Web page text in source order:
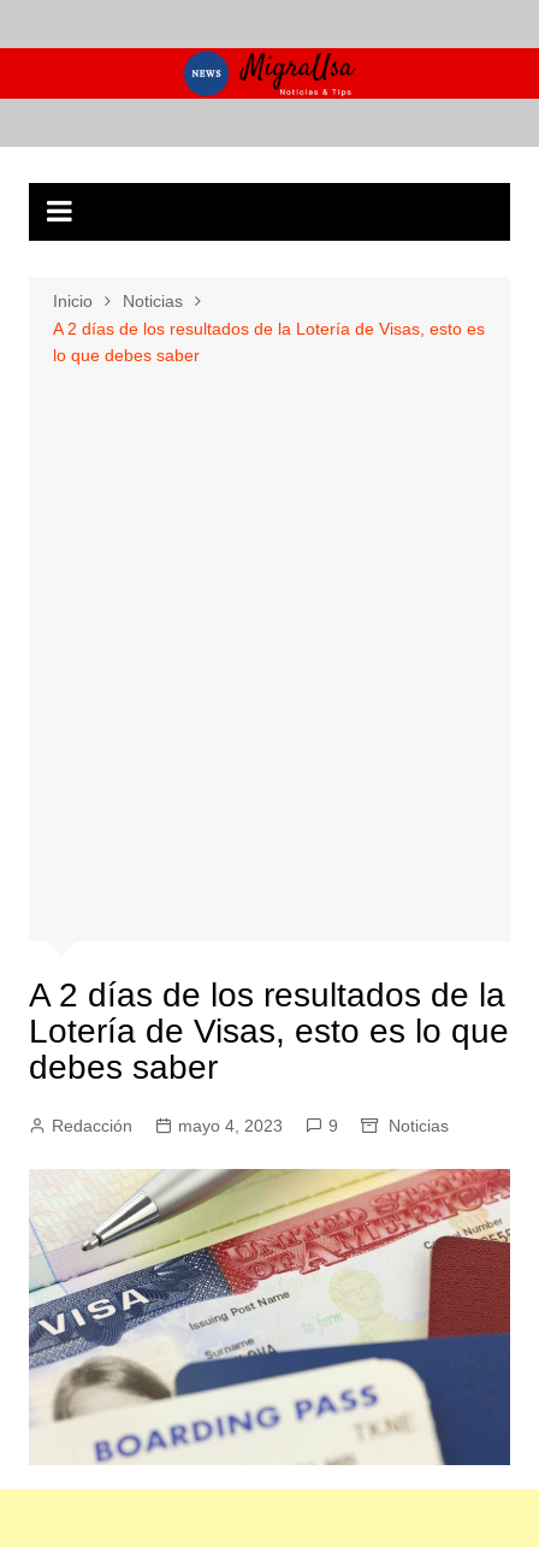
al
Inicio
Noticias
A 2 días de los resultados de la Lotería de Visas, esto es
lo que debes saber
A 2 días de los resultados de la
Lotería de Visas, esto es lo que
debes saber
Redacción mayo 4, 2023 9 Noticias